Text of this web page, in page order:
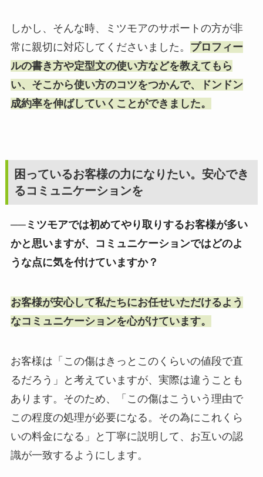
しかし、そんな時、ミツモアのサポートの方が非
常に親切に対応してくださいました。 プロフィー
ルの書き方や定型文の使い方などを教えてもら
い、そこから使い方のコツをつかんで、ドンドン
成約率を伸ばしていくことができました。
困っているお客様の力になりたい。安心でき
るコミュニケーションを
──ミツモアでは初めてやり取りするお客様が多い
かと思いますが、コミュニケーションではどのよ
うな点に気を付けていますか？
お客様が安心して私たちにお任せいただけるよう
なコミュニケーションを心がけています。
お客様は「この傷はきっとこのくらいの値段で直
るだろう」と考えていますが、実際は違うことも
あります。そのため、「この傷はこういう理由で
この程度の処理が必要になる。その為にこれくら
いの料金になる」と丁寧に説明して、お互いの認
識が一致するようにします。